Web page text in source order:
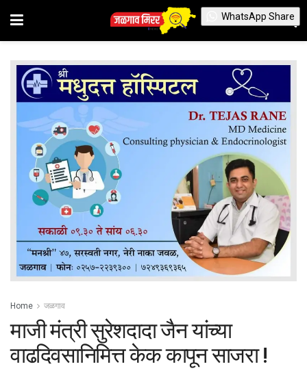
Home जळगाव
माजी मंत्री सुरेशदादा जैन यांच्या
वाढदिवसानिमित्त केक कापून साजरा !
WhatsApp Share